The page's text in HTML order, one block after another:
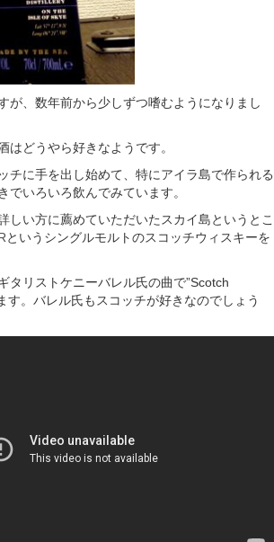
が、数年前から少しずつ嗜むようになりまし
はどうやら好きなようです。
チに手を出し始めて、特にアイラ島で作られる
でいろいろ飲んでみています。
しい方に薦めていただいたスカイ島というとこ
というシングルモルトのスコッチウィスキーを
タリストケニーバレル氏の曲で”Scotch
す。バレル氏もスコッチが好きなのでしょう